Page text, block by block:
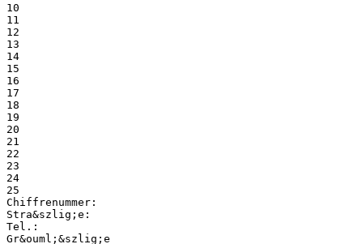
10
11
12
13
14
15
16
17
18
19
20
21
22
23
24
25
Chiffrenummer:
Stra&szlig;e:
Tel.:
Gr&ouml;&szlig;e